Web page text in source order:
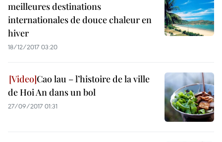
meilleures destinations
internationales de douce chaleur en
hiver
18/12/2017 03:20
Cao lau – l’histoire de la ville
de Hoi An dans un bol
27/09/2017 01:31